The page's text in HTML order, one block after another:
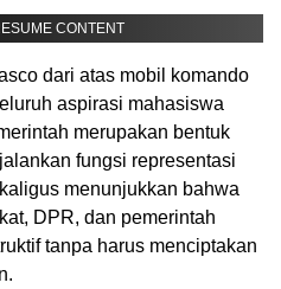
CONTENT
dari atas mobil komando
aspirasi mahasiswa
merupakan bentuk
fungsi representasi
menunjukkan bahwa
DPR, dan pemerintah
tanpa harus menciptakan